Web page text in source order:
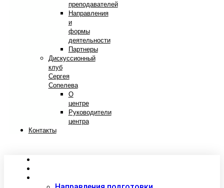
преподавателей
Направления
и
формы
деятельности
Партнеры
Дискуссионный
клуб
Сергея
Сопелева
О
центре
Руководители
центра
Контакты